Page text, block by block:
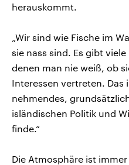
herauskommt.
„Wir sind wie Fische im
sie nass sind. Es gibt
denen man nie weiß, ob
Interessen vertreten. Das
nehmendes,
isländischen Politik und
finde.“
Die Atmosphäre ist